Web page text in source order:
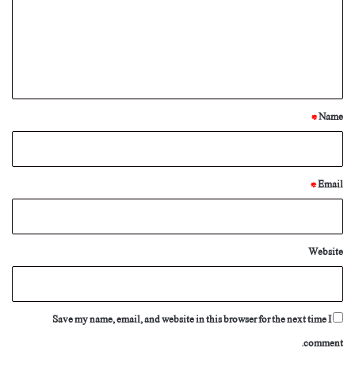
*
Name
*
Email
*
Website
Save my name, email, and website in this browser for the next time I
comment.